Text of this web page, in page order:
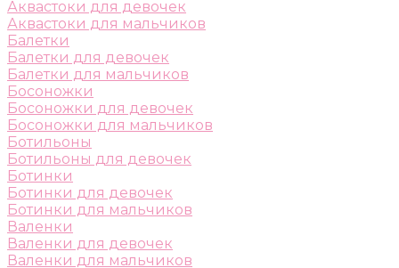
Аквастоки для девочек
Аквастоки для мальчиков
Балетки
Балетки для девочек
Балетки для мальчиков
Босоножки
Босоножки для девочек
Босоножки для мальчиков
Ботильоны
Ботильоны для девочек
Ботинки
Ботинки для девочек
Ботинки для мальчиков
Валенки
Валенки для девочек
Валенки для мальчиков